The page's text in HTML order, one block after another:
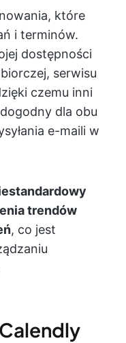
które
i terminów.
dostępności
serwisu
czemu inni
dla obu
e-maili w
trendów
, co jest